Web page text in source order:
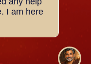
I am here